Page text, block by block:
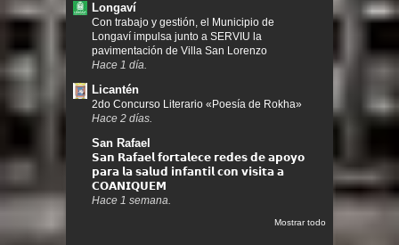
Longaví
Con trabajo y gestión, el Municipio de
Longaví impulsa junto a SERVIU la
pavimentación de Villa San Lorenzo
Hace 1 día.
Licantén
2do Concurso Literario «Poesía de Rokha»
Hace 2 días.
San Rafael
𝗦𝗮𝗻 𝗥𝗮𝗳𝗮𝗲𝗹 𝗳𝗼𝗿𝘁𝗮𝗹𝗲𝗰𝗲 𝗿𝗲𝗱𝗲𝘀 𝗱𝗲 𝗮𝗽𝗼𝘆𝗼
𝗽𝗮𝗿𝗮 𝗹𝗮 𝘀𝗮𝗹𝘂𝗱 𝗶𝗻𝗳𝗮𝗻𝘁𝗶𝗹 𝗰𝗼𝗻 𝘃𝗶𝘀𝗶𝘁𝗮 𝗮
𝗖𝗢𝗔𝗡𝗜𝗤𝗨𝗘𝗠
Hace 1 semana.
Mostrar todo